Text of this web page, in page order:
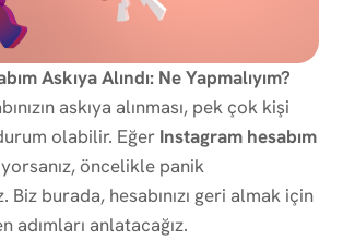
Askıya Alındı: Ne Yapmalıyım?
askıya alınması, pek çok kişi
olabilir. Eğer Instagram hesabım
öncelikle panik
Biz burada, hesabınızı geri almak için
adımları anlatacağız.